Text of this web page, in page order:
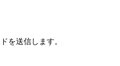
を送信します。